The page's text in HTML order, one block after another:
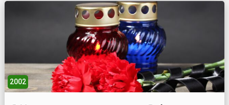
методом 5-4 тысячелетиями до н.э. Это разного рода
свистульки и кост...
2002